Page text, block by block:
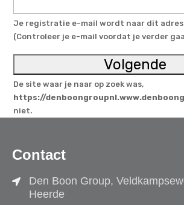
Je registratie e-mail wordt naar dit adres
(Controleer je e-mail voordat je verder
De site waar je naar op zoek was,
https://
niet.
Contact
Den Boon Group,
Heerde